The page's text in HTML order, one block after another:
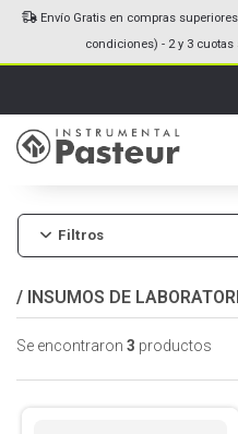
Envío Gratis en compras
condiciones) - 2 y 3
Filtros
/ INSUMOS DE
Se encontraron 3 productos